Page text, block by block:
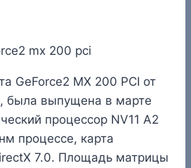
GeForce2 MX 200 PCI от
была выпущена в марте
процессор NV11 A2
процессе, карта
7.0. Площадь матрицы